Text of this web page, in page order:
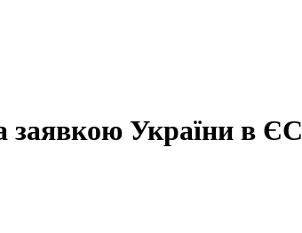
заявкою України в ЄС